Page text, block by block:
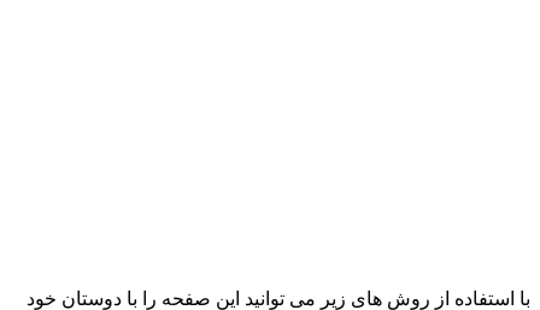
با استفاده از روش های زیر می توانید این صفحه را با دوستان خود